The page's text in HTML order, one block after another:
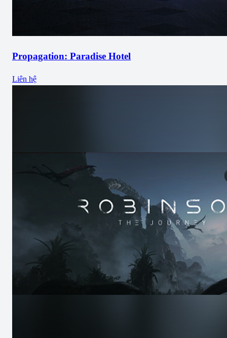
Propagation: Paradise Hotel
Liên hệ